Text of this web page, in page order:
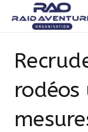
rodéos